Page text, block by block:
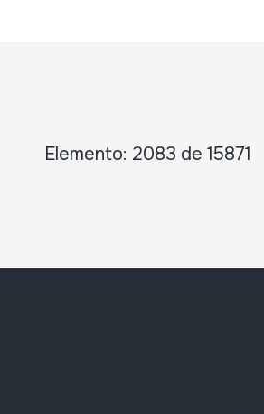
Elemento: 2083 de 15871